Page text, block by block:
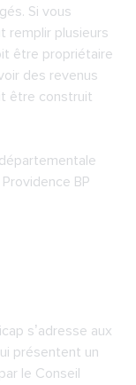
Si vous
remplir plusieurs
être propriétaire
des revenus
être construit
BP
s’adresse aux
présentent un
le Conseil